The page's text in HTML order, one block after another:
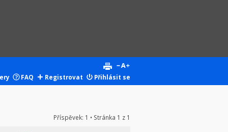
FAQ Registrovat Přihlásit se
Příspěvek: 1 • Stránka 1 z 1